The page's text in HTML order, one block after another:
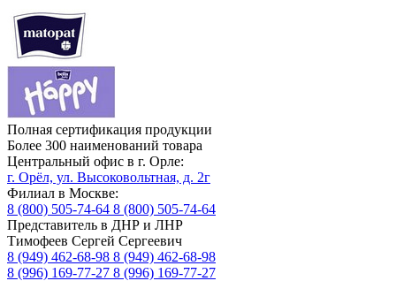
Полная сертификация продукции
Более 300 наименований товара
Центральный офис в г. Орле:
г. Орёл, ул. Высоковольтная, д. 2г
Филиал в Москве:
8 (800) 505-74-64 8 (800) 505-74-64
Представитель в ДНР и ЛНР
Тимофеев Сергей Сергеевич
8 (949) 462-68-98 8 (949) 462-68-98
8 (996) 169-77-27 8 (996) 169-77-27